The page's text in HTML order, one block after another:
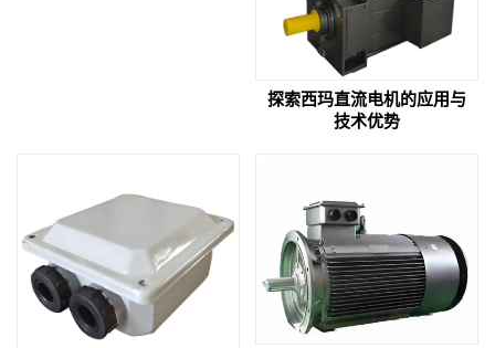
探索西玛直流电机的应用与
技术优势